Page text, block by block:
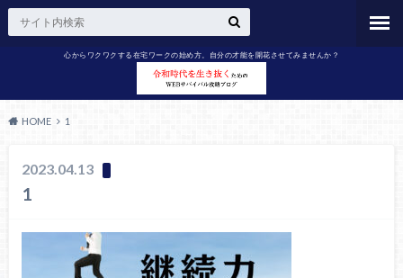
心からワクワクする在宅ワークの始め方。自分の才能を開花させてみませんか？
HOME 1
2023.04.13
1